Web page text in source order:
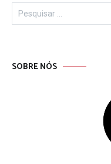
por:
SOBRE NÓS